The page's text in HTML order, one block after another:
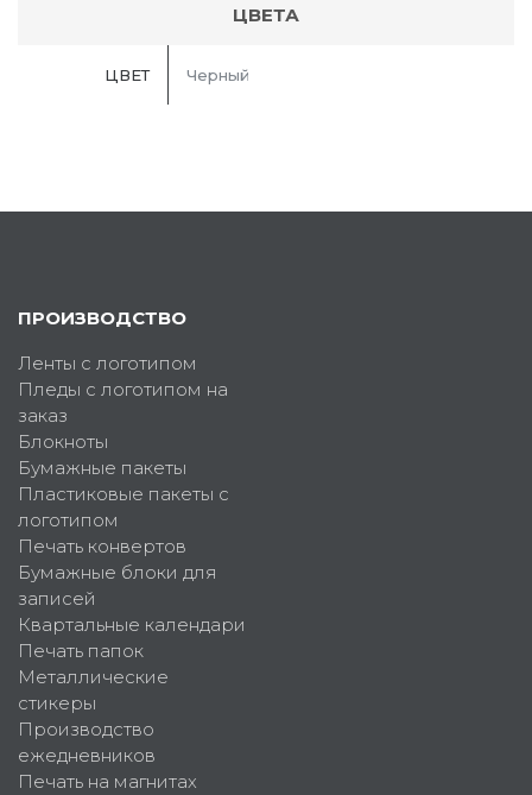
ЦВЕТА
ЦВЕТ Черный
ПРОИЗВОДСТВО
Ленты с логотипом
Пледы с логотипом на
заказ
Блокноты
Бумажные пакеты
Пластиковые пакеты с
логотипом
Печать конвертов
Бумажные блоки для
записей
Квартальные календари
Печать папок
Металлические
стикеры
Производство
ежедневников
Печать на магнитах